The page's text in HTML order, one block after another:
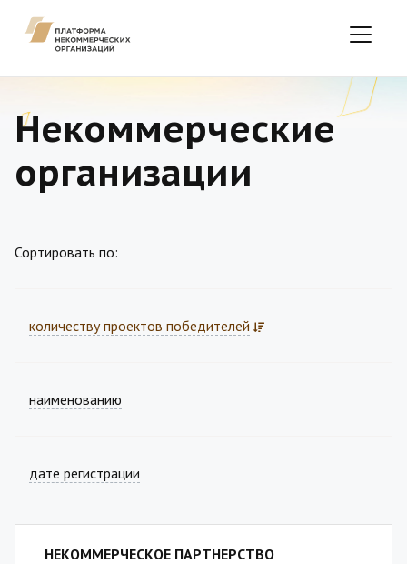
Некоммерческие
организации
Сортировать по:
количеству проектов победителей
наименованию
дате регистрации
НЕКОММЕРЧЕСКОЕ ПАРТНЕРСТВО